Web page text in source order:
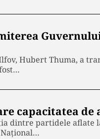
Hubert Thuma, a
capacitatea de
dintre partidele aflate